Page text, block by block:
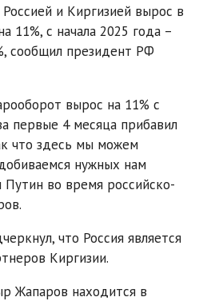
и Киргизией вырос в
11%, с начала 2025 года –
сообщил президент РФ
вырос на 11% с
первые 4 месяца прибавил
что здесь мы можем
нужных нам
Путин во время российско-
что Россия является
Киргизии.
Жапаров находится в